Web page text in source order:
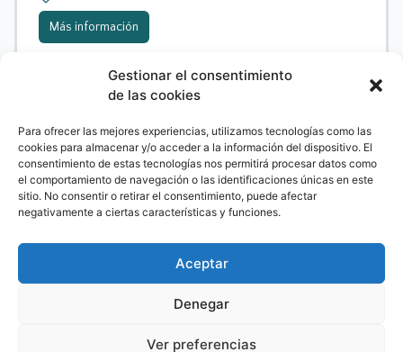
Gestionar el consentimiento
de las cookies
Para ofrecer las mejores experiencias, utilizamos tecnologías como las
cookies para almacenar y/o acceder a la información del dispositivo. El
consentimiento de estas tecnologías nos permitirá procesar datos como
el comportamiento de navegación o las identificaciones únicas en este
sitio. No consentir o retirar el consentimiento, puede afectar
negativamente a ciertas características y funciones.
Aceptar
Denegar
Ver preferencias
Más información
Formación Jornadas Webinar
Webinar 08/06 TBN